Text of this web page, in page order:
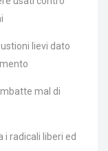
lievi dato
mal di
i radicali liberi ed